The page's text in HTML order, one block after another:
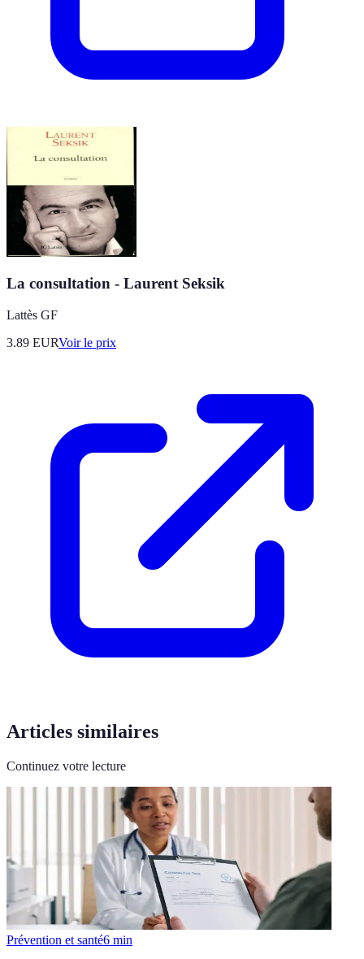
La consultation - Laurent Seksik
Lattès GF
3.89 EURVoir le prix
Articles similaires
Continuez votre lecture
Prévention et santé6 min